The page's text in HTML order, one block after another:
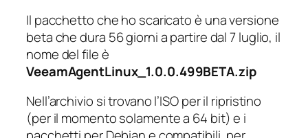
Il pacchetto che ho scaricato è una versione
beta che dura 56 giorni a partire dal 7 luglio, il
nome del file è
VeeamAgentLinux_1.0.0.499BETA.zip
Nell’archivio si trovano l’ISO per il ripristino
(per il momento solamente a 64 bit) e i